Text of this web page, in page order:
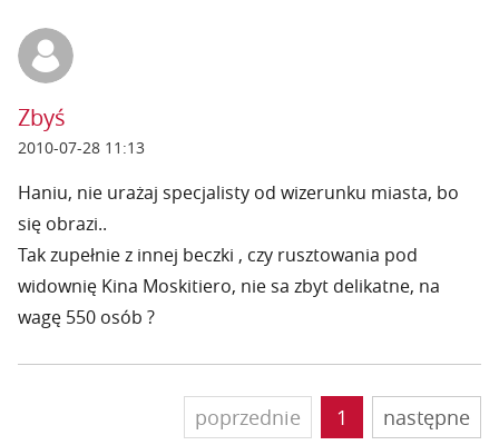
Zbyś
2010-07-28 11:13
Haniu, nie urażaj specjalisty od wizerunku miasta, bo
się obrazi..
Tak zupełnie z innej beczki , czy rusztowania pod
widownię Kina Moskitiero, nie sa zbyt delikatne, na
wagę 550 osób ?
poprzednie 1 następne